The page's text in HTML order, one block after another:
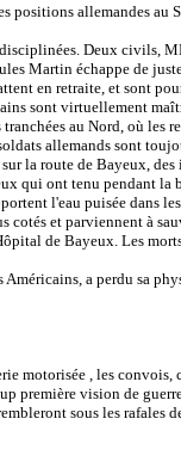
allemandes au
Deux civils,
Martin échappe de
en retraite, et sont
sont virtuellement
au Nord, où les
allemands sont
la route de Bayeux,
qui ont tenu pendant
l'eau puisée dans
et parviennent à
de Bayeux. Les
Américains, a perdu sa
motorisée , les
première vision de
sous les rafales